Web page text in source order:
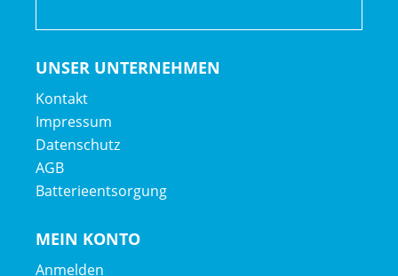
UNSER UNTERNEHMEN
Kontakt
Impressum
Datenschutz
AGB
Batterieentsorgung
MEIN KONTO
Anmelden